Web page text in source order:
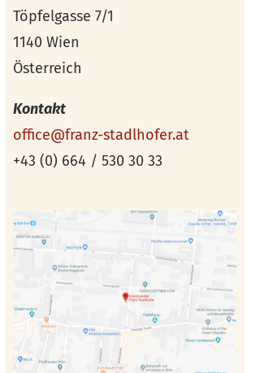
Töpfelgasse 7/1
1140 Wien
Österreich
Kontakt
office@franz-stadlhofer.at
+43 (0) 664 / 530 30 33